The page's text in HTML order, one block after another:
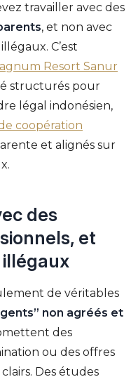
travailler avec des
, et non avec
C’est
Resort Sanur
structurés pour
légal indonésien,
coopération
et alignés sur
des
et
de véritables
non agréés et
des
ou des offres
Des études